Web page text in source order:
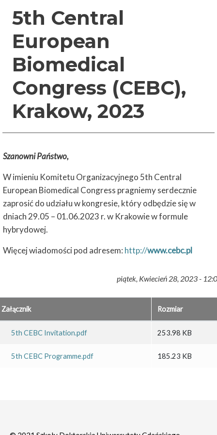
5th Central
European
Biomedical
Congress (CEBC),
Krakow, 2023
Szanowni Państwo,
W imieniu Komitetu Organizacyjnego 5th Central
European Biomedical Congress pragniemy serdecznie
zaprosić do udziału w kongresie, który odbędzie się w
dniach 29.05 – 01.06.2023 r. w Krakowie w formule
hybrydowej.
Więcej wiadomości pod adresem: http://www.cebc.pl
piątek, Kwiecień 28, 2023 -
Załącznik Rozmiar
5th CEBC Invitation.pdf 253.98 KB
5th CEBC Programme.pdf 185.23 KB